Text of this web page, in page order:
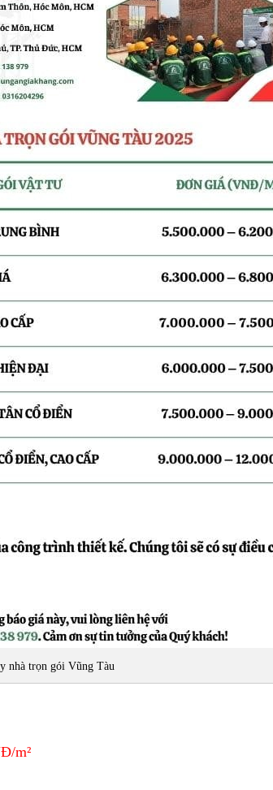
nhà trọn gói Vũng Tàu
m²